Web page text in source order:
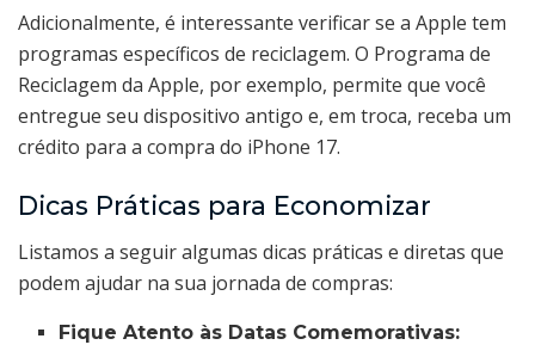
Adicionalmente, é interessante verificar se a Apple tem
programas específicos de reciclagem. O Programa de
Reciclagem da Apple, por exemplo, permite que você
entregue seu dispositivo antigo e, em troca, receba um
crédito para a compra do iPhone 17.
Dicas Práticas para Economizar
Listamos a seguir algumas dicas práticas e diretas que
podem ajudar na sua jornada de compras:
Fique Atento às Datas Comemorativas: